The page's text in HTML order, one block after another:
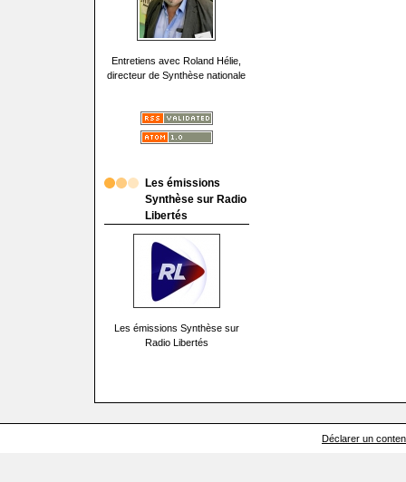
Entretiens avec Roland Hélie,
directeur de Synthèse nationale
Les émissions
Synthèse sur Radio
Libertés
Les émissions Synthèse sur
Radio Libertés
Déclarer un